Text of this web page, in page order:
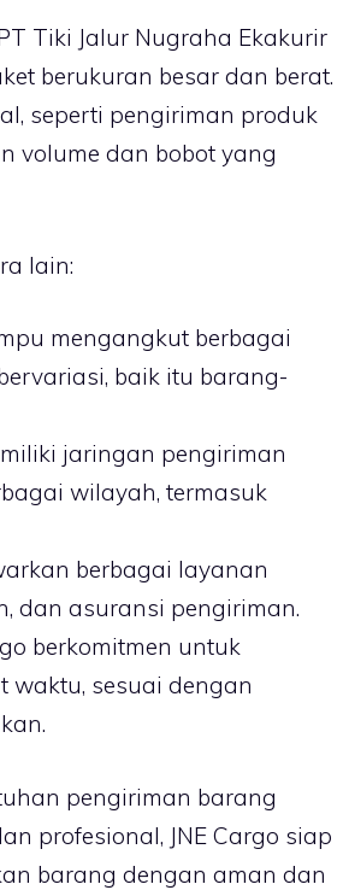
Tiki Jalur Nugraha Ekakurir
berukuran besar dan berat.
seperti pengiriman produk
volume dan bobot yang
lain:
mengangkut berbagai
baik itu barang-
jaringan pengiriman
wilayah, termasuk
berbagai layanan
dan asuransi pengiriman.
berkomitmen untuk
waktu, sesuai dengan
pengiriman barang
profesional, JNE Cargo siap
barang dengan aman dan